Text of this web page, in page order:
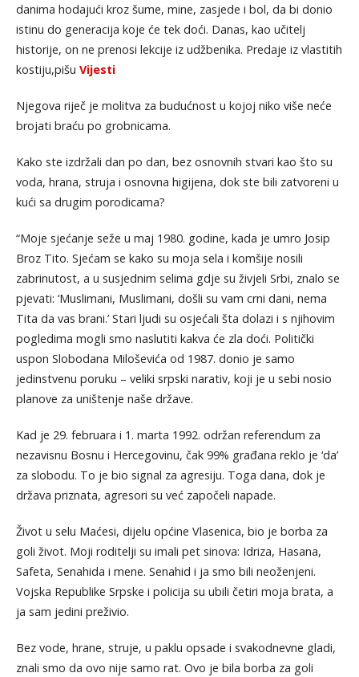
danima hodajući kroz šume, mine, zasjede i bol, da bi donio
istinu do generacija koje će tek doći. Danas, kao učitelj
historije, on ne prenosi lekcije iz udžbenika. Predaje iz vlastitih
kostiju,pišu Vijesti
Njegova riječ je molitva za budućnost u kojoj niko više neće
brojati braću po grobnicama.
Kako ste izdržali dan po dan, bez osnovnih stvari kao što su
voda, hrana, struja i osnovna higijena, dok ste bili zatvoreni u
kući sa drugim porodicama?
“Moje sjećanje seže u maj 1980. godine, kada je umro Josip
Broz Tito. Sjećam se kako su moja sela i komšije nosili
zabrinutost, a u susjednim selima gdje su živjeli Srbi, znalo se
pjevati: ‘Muslimani, Muslimani, došli su vam crni dani, nema
Tita da vas brani.’ Stari ljudi su osjećali šta dolazi i s njihovim
pogledima mogli smo naslutiti kakva će zla doći. Politički
uspon Slobodana Miloševića od 1987. donio je samo
jedinstvenu poruku – veliki srpski narativ, koji je u sebi nosio
planove za uništenje naše države.
Kad je 29. februara i 1. marta 1992. održan referendum za
nezavisnu Bosnu i Hercegovinu, čak 99% građana reklo je ‘da’
za slobodu. To je bio signal za agresiju. Toga dana, dok je
država priznata, agresori su već započeli napade.
Život u selu Maćesi, dijelu općine Vlasenica, bio je borba za
goli život. Moji roditelji su imali pet sinova: Idriza, Hasana,
Safeta, Senahida i mene. Senahid i ja smo bili neoženjeni.
Vojska Republike Srpske i policija su ubili četiri moja brata, a
ja sam jedini preživio.
Bez vode, hrane, struje, u paklu opsade i svakodnevne gladi,
znali smo da ovo nije samo rat. Ovo je bila borba za goli